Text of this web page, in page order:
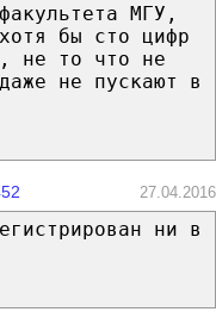
МГУ,
бы сто цифр
не то что не
не пускают в
27.04.2016
ни в